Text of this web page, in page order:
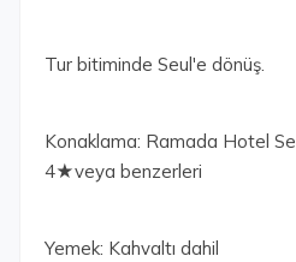
Tur bitiminde Seul'e dönüş.
Konaklama: Ramada Hotel
4★veya benzerleri
Yemek: Kahvaltı dahil